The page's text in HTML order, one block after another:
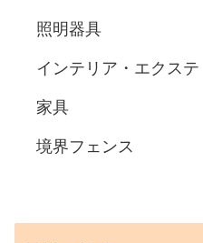
照明器具
インテリア・エクステ
家具
境界フェンス